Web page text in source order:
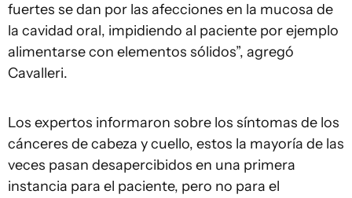
fuertes se dan por las afecciones en la mucosa de
la cavidad oral, impidiendo al paciente por ejemplo
alimentarse con elementos sólidos”, agregó
Cavalleri.
Los expertos informaron sobre los síntomas de los
cánceres de cabeza y cuello, estos la mayoría de las
veces pasan desapercibidos en una primera
instancia para el paciente, pero no para el